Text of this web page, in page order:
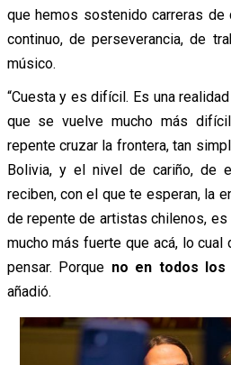
que hemos sostenido carreras
continuo, de perseverancia, de
músico.
“Cuesta y es difícil. Es una
que se vuelve mucho más
repente cruzar la frontera, tan
Bolivia, y el nivel de cariño, de
reciben, con el que te esperan, la
de repente de artistas chilenos,
mucho más fuerte que acá, lo cual
pensar. Porque no en todos los
añadió.